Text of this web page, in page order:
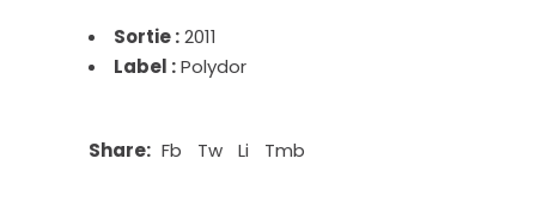
Sortie :2011
Label :Polydor
Share: Fb Tw Li Tmb